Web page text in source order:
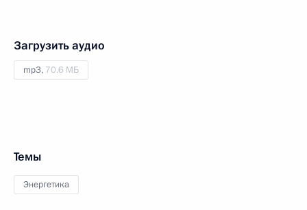
Загрузить аудио
mp3, 70.6 МБ
Темы
Энергетика